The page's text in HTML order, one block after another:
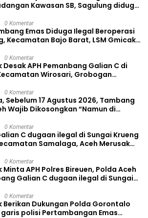
Kawasan SB, Sagulung diduga
0 Komentar
Emas Diduga Ilegal Beroperasi
Kecamatan Bajo Barat, LSM Gmicak
0 Komentar
Desak APH Pemanbang Galian C di
Wirosari, Grobogan
0 Komentar
Sebelum 17 Agustus 2026, Tambang
Wajib Dikosongkan “Namun di
0 Komentar
C dugaan ilegal di Sungai Krueng
Samalaga, Aceh Merusak
0 Komentar
Minta APH Polres Bireuen, Polda Aceh
Galian C dugaan ilegal di Sungai
0 Komentar
Berikan Dukungan Polda Gorontalo
polisi Pertambangan Emas